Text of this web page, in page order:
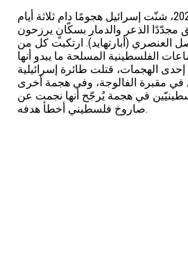
في 5 أغسطس/آب 2022، شنّت إسرائيل هجومًا دام ثلاثة أيام
مجدّدًا الذعر والدمار بسكّانٍ يرزحون
العنصري (أبارتهايد). ارتكبت كل من
الفلسطينية المسلحة ما يبدو أنها
الهجمات، قتلت طائرة إسرائيلية
مقبرة الفالوجة، وفي هجمة أخرى
في هجمة يُرجّح أنها نجمت عن
صاروخ فلسطيني أخطأ هدفه.